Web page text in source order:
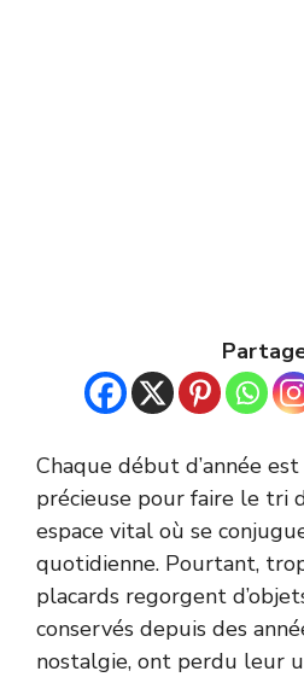
Chaque début d’année
précieuse pour faire le tri
espace vital où se
quotidienne. Pourtant,
placards regorgent
conservés depuis des
nostalgie, ont perdu leur